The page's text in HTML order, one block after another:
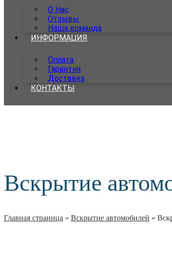
О Нас
Отзывы
Наша команда
ИНФОРМАЦИЯ
Оплата
Гарантия
Доставка
КОНТАКТЫ
Вскрытие
Главная страница » Вскрытие автомобилей »